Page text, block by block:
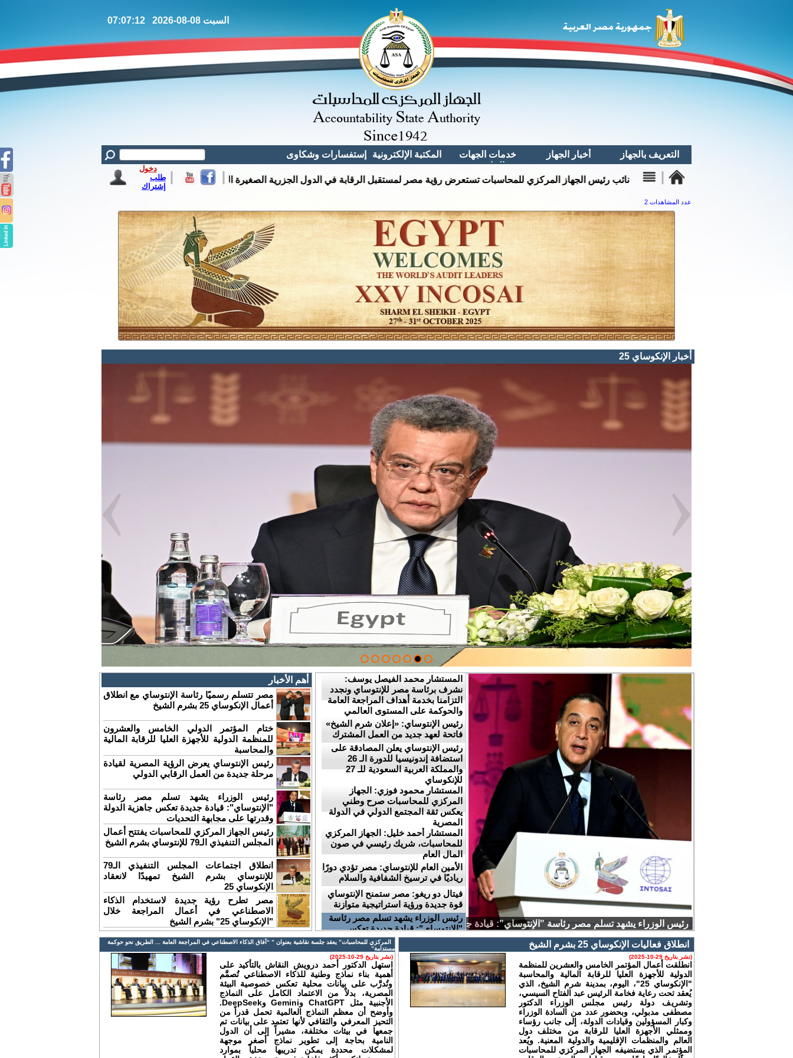
السبت 08-08-2026 07:07:13
دخول
طلب
إشتراك
عدد المشاهدات 2
أخبار الإنكوساي 25
المستشار محمد الفيصل يوسف:
نشرف برئاسة مصر للإنتوساي ونجدد
التزامنا بخدمة أهداف المراجعة العامة
والحوكمة على المستوى العالمي
رئيس الإنتوساي: «إعلان شرم الشيخ»
فاتحة لعهد جديد من العمل المشترك
رئيس الإنتوساي يعلن المصادقة على
استضافة إندونيسيا للدورة الـ 26
والمملكة العربية السعودية للـ 27
للإنكوساي
المستشار محمود فوزي: الجهاز
المركزي للمحاسبات صرح وطني
يعكس ثقة المجتمع الدولي في الدولة
المصرية
المستشار أحمد خليل: الجهاز المركزي
للمحاسبات، شريك رئيسي في صون
المال العام
الأمين العام للإنتوساي: مصر تؤدي دورًا
رياديًا في ترسيخ الشفافية والسلام
فيتال دو ريغو: مصر ستمنح الإنتوساي
قوة جديدة ورؤية استراتيجية متوازنة
رئيس الوزراء يشهد تسلم مصر رئاسة
"الإنتوساي": قيادة جديدة تعكس
جاهزية الدولة وقدرتها على مجابهة
التحديات
أهم الأخبار
مصر تتسلم رسميًا رئاسة الإنتوساي مع انطلاق
أعمال الإنكوساي 25 بشرم الشيخ
ختام المؤتمر الدولي الخامس والعشرون
للمنظمة الدولية للأجهزة العليا للرقابة المالية
والمحاسبة
رئيس الإنتوساي يعرض الرؤية المصرية لقيادة
مرحلة جديدة من العمل الرقابي الدولي
رئيس الوزراء يشهد تسلم مصر رئاسة
"الإنتوساي": قيادة جديدة تعكس جاهزية الدولة
وقدرتها على مجابهة التحديات
رئيس الجهاز المركزي للمحاسبات يفتتح أعمال
المجلس التنفيذي الـ79 للإنتوساي بشرم الشيخ
انطلاق اجتماعات المجلس التنفيذي الـ79
للإنتوساي بشرم الشيخ تمهيدًا لانعقاد
الإنكوساي 25
مصر تطرح رؤية جديدة لاستخدام الذكاء
الاصطناعي في أعمال المراجعة خلال
"الإنكوساي 25" بشرم الشيخ
انطلاق فعاليات الإنكوساي 25 بشرم الشيخ
(نشر بتاريخ 29-10-2025)
انطلقت أعمال المؤتمر الخامس والعشرين للمنظمة
الدولية للأجهزة العليا للرقابة المالية والمحاسبة
"الإنكوساي 25"، اليوم، بمدينة شرم الشيخ، الذي
يُعقد تحت رعاية فخامة الرئيس عبد الفتاح السيسي،
وتشريف دولة رئيس مجلس الوزراء الدكتور
مصطفى مدبولي، وبحضور عدد من السادة الوزراء
وكبار المسؤولين وقيادات الدولة، إلى جانب رؤساء
وممثلي الأجهزة العليا للرقابة من مختلف دول
العالم والمنظمات الإقليمية والدولية المعنية. ويُعد
المؤتمر الذي يستضيفه الجهاز المركزي للمحاسبات
المركزي للمحاسبات” يعقد جلسة نقاشية بعنوان ” “آفاق الذكاء الاصطناعي في المراجعة العامة ... الطريق نحو حوكمة
مستدامة”
(نشر بتاريخ 29-10-2025)
استهل الدكتور أحمد درويش النقاش بالتأكيد على
أهمية بناء نماذج وطنية للذكاء الاصطناعي تُصمَّم
وتُدرَّب على بيانات محلية تعكس خصوصية البيئة
المصرية، بدلاً من الاعتماد الكامل على النماذج
الأجنبية مثل ChatGPT وGemini وDeepSeek.
وأوضح أن معظم النماذج العالمية تحمل قدراً من
التحيز المعرفي والثقافي لأنها تعتمد على بيانات تم
جمعها في بيئات مختلفة، مشيراً إلى أن الدول
النامية بحاجة إلى تطوير نماذج أصغر موجهة
لمشكلات محددة يمكن تدريبها محلياً بموارد
التعريف بالجهاز
لمحة تاريخية عن
الجهـاز
الدستـــــور
نبــــذة عــــن
الجـــهـــــاز
رئيـــــــــس
الجــــــهــــاز
رؤساء الجهـاز
السابقين
أخبار الجهاز
الأنشطــة الأفريقيــة
الأنشطــة العربيــــة
خدمات الجهات
الخارجية
القيد بسجل مراقبى
المورديـــن بالجهـــاز
المناقصــــــات
الخاصــــــة بالجهــــاز
التعاقـــد مع الخدمـات
الطبيـــة
المكتبة الإلكترونية
مكتبة القوانين
إستفسارات وشكاوى